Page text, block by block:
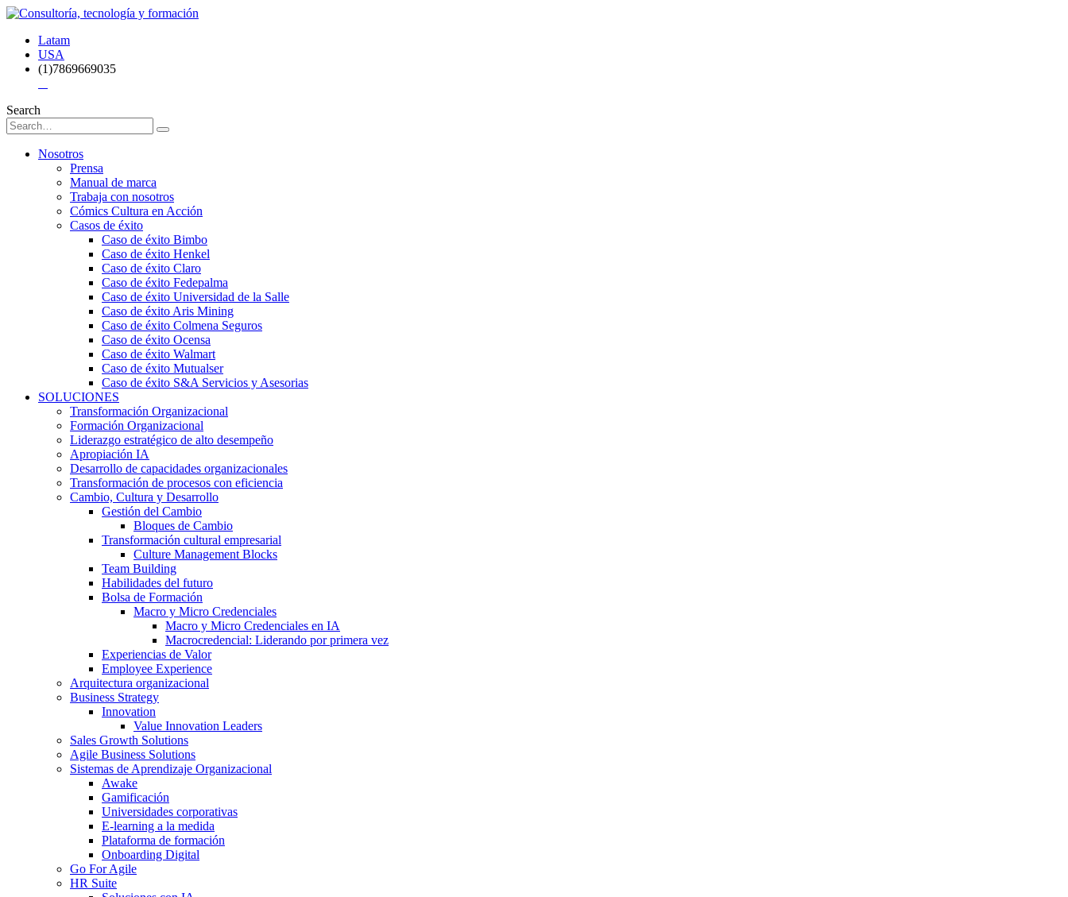
Latam
USA
(1)7869669035
Search
Nosotros
Prensa
Manual de marca
Trabaja con nosotros
Cómics Cultura en Acción
Casos de éxito
Caso de éxito Bimbo
Caso de éxito Henkel
Caso de éxito Claro
Caso de éxito Fedepalma
Caso de éxito Universidad de la Salle
Caso de éxito Aris Mining
Caso de éxito Colmena Seguros
Caso de éxito Ocensa
Caso de éxito Walmart
Caso de éxito Mutualser
Caso de éxito S&A Servicios y Asesorias
SOLUCIONES
Transformación Organizacional
Formación Organizacional
Liderazgo estratégico de alto desempeño
Apropiación IA
Desarrollo de capacidades organizacionales
Transformación de procesos con eficiencia
Cambio, Cultura y Desarrollo
Gestión del Cambio
Bloques de Cambio
Transformación cultural empresarial
Culture Management Blocks
Team Building
Habilidades del futuro
Bolsa de Formación
Macro y Micro Credenciales
Macro y Micro Credenciales en IA
Macrocredencial: Liderando por primera vez
Experiencias de Valor
Employee Experience
Arquitectura organizacional
Business Strategy
Innovation
Value Innovation Leaders
Sales Growth Solutions
Agile Business Solutions
Sistemas de Aprendizaje Organizacional
Awake
Gamificación
Universidades corporativas
E-learning a la medida
Plataforma de formación
Onboarding Digital
Go For Agile
HR Suite